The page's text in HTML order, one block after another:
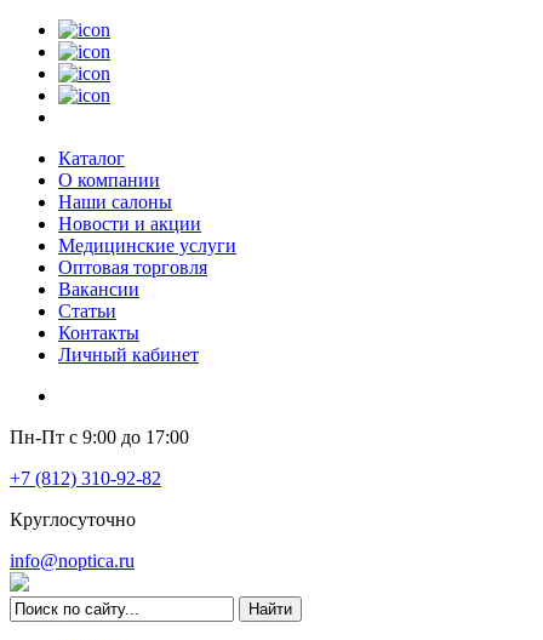
Каталог
О компании
Наши салоны
Новости и акции
Медицинские услуги
Оптовая торговля
Вакансии
Статьи
Контакты
Личный кабинет
Пн-Пт с 9:00 до 17:00
+7 (812) 310-92-82
Круглосуточно
info@noptica.ru